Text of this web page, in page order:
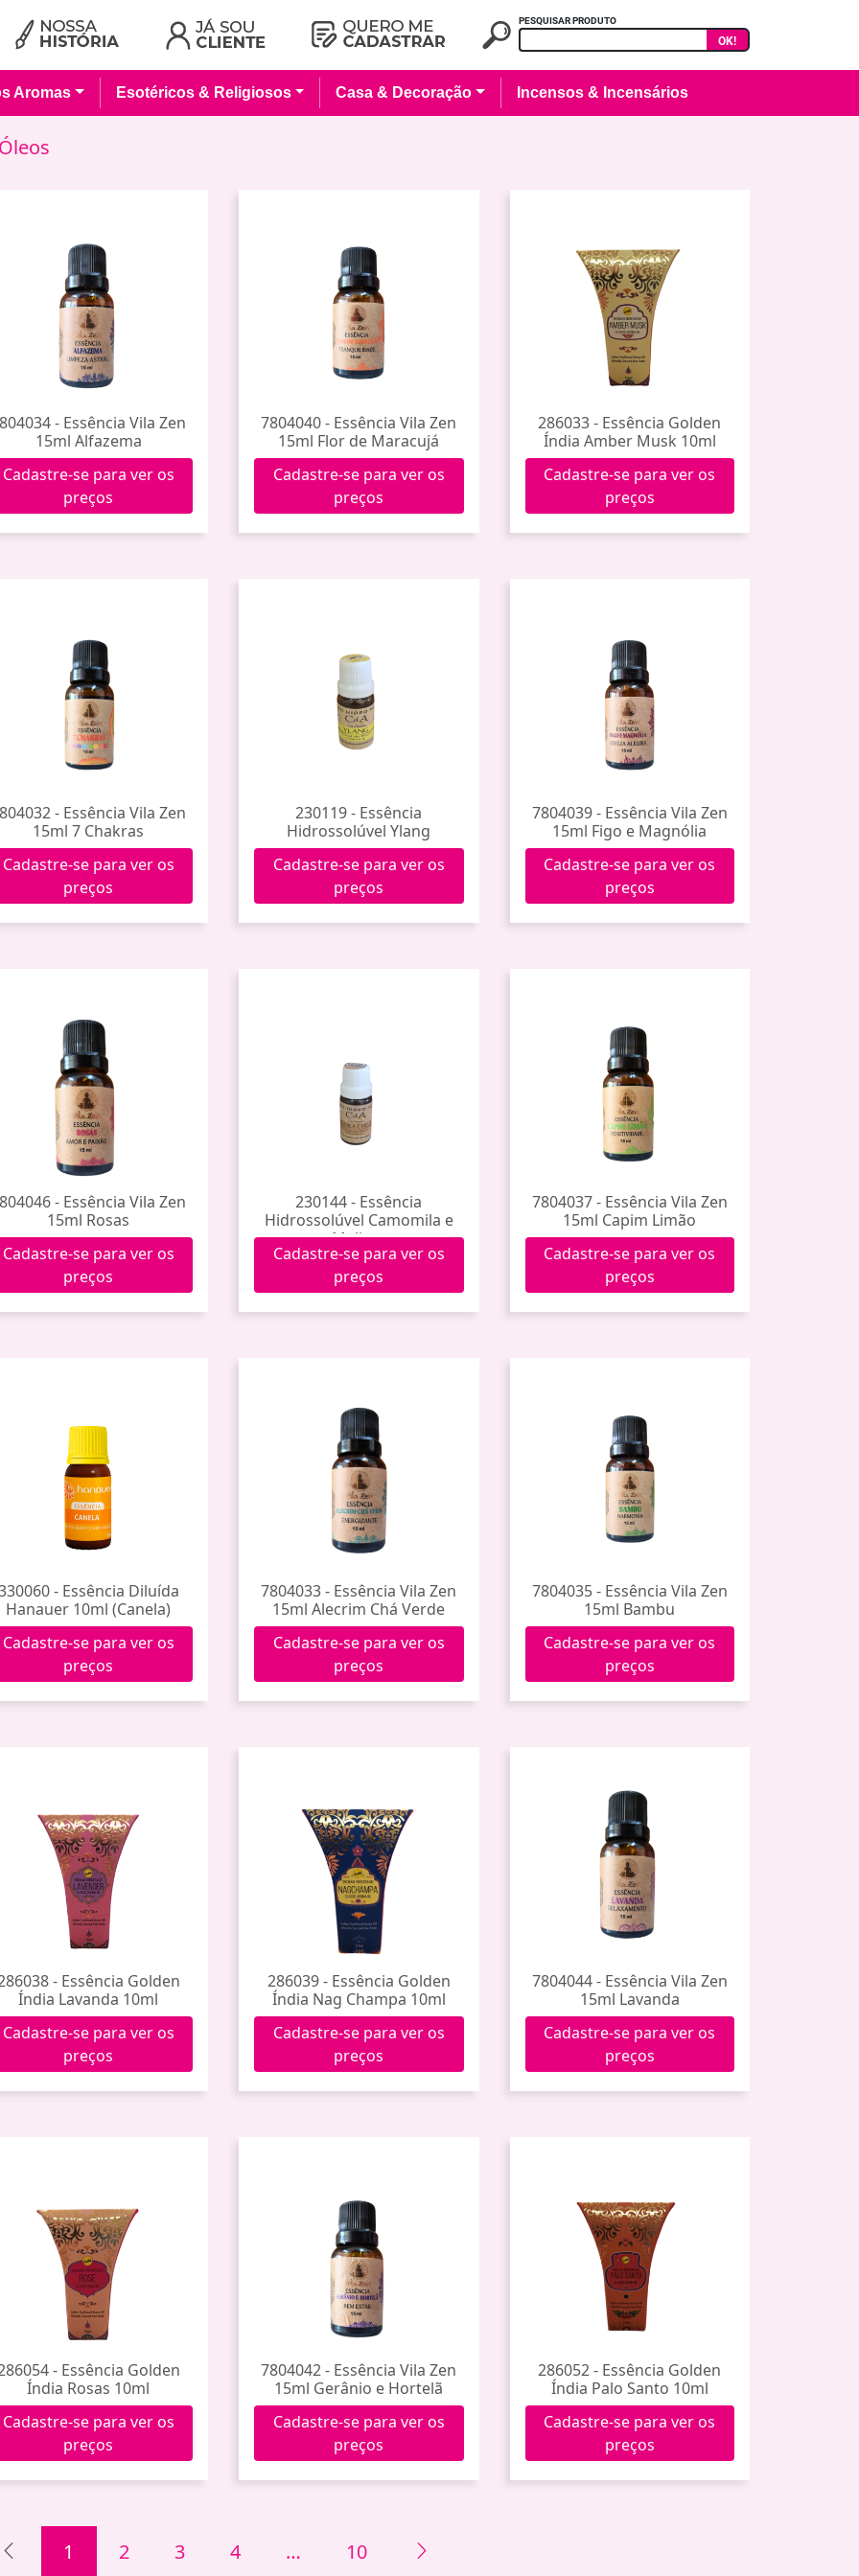
PESQUISAR PRODUTO
OK!
Aromas Esotéricos & Religiosos Casa & Decoração Incensos & Incensários
- Essência Vila Zen
15ml Alfazema
Cadastre-se para ver os
preços
7804040 - Essência Vila Zen
15ml Flor de Maracujá
Cadastre-se para ver os
preços
286033 - Essência Golden
Índia Amber Musk 10ml
Cadastre-se para ver os
preços
- Essência Vila Zen
15ml 7 Chakras
Cadastre-se para ver os
preços
230119 - Essência
Hidrossolúvel Ylang
Cadastre-se para ver os
preços
7804039 - Essência Vila Zen
15ml Figo e Magnólia
Cadastre-se para ver os
preços
- Essência Vila Zen
15ml Rosas
Cadastre-se para ver os
preços
230144 - Essência
Hidrossolúvel Camomila e
Melissa
Cadastre-se para ver os
preços
7804037 - Essência Vila Zen
15ml Capim Limão
Cadastre-se para ver os
preços
- Essência Diluída
Hanauer 10ml (Canela)
Cadastre-se para ver os
preços
7804033 - Essência Vila Zen
15ml Alecrim Chá Verde
Cadastre-se para ver os
preços
7804035 - Essência Vila Zen
15ml Bambu
Cadastre-se para ver os
preços
- Essência Golden
Índia Lavanda 10ml
Cadastre-se para ver os
preços
286039 - Essência Golden
Índia Nag Champa 10ml
Cadastre-se para ver os
preços
7804044 - Essência Vila Zen
15ml Lavanda
Cadastre-se para ver os
preços
- Essência Golden
Índia Rosas 10ml
Cadastre-se para ver os
preços
7804042 - Essência Vila Zen
15ml Gerânio e Hortelã
Cadastre-se para ver os
preços
286052 - Essência Golden
Índia Palo Santo 10ml
Cadastre-se para ver os
preços
1 2 3 4 … 10